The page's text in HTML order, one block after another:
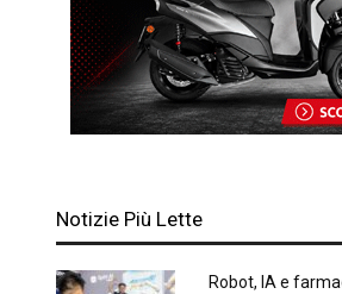
Notizie Più Lette
Robot, IA e